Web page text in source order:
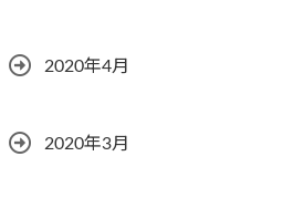
2020年4月
2020年3月